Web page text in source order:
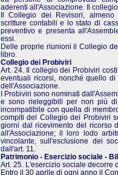
aderenti all'Associazione. Il
Il Collegio dei Revisori, almeno
scritture contabili e lo stato di
preventivo e presenta
essi.
Delle proprie riunioni il Collegio
libro.
Collegio dei Probiviri
Art. 24. Il collegio dei Probiviri
eventuali ricorsi, nonché quello
dell'Associazione.
I Probiviri sono nominati
e sono rieleggibili per non più
incompatibile con quella di
compiti del Collegio dei Probiviri
giorni dal ricevimento del ricorso
all'Associazione; il loro lodo
vincolante, sull'esclusione dei
dall'art. 11.
Patrimonio - Esercizio sociale -
Art. 25. L'esercizio sociale decorre
Entro il 30 aprile di ogni anno il